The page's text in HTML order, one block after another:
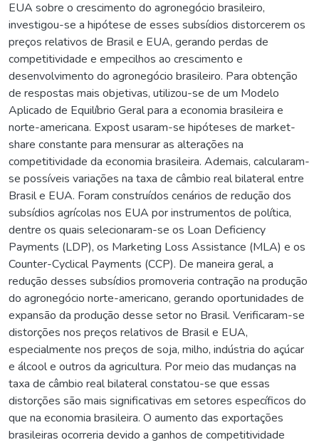
EUA sobre o crescimento do agronegócio brasileiro,
investigou-se a hipótese de esses subsídios distorcerem os
preços relativos de Brasil e EUA, gerando perdas de
competitividade e empecilhos ao crescimento e
desenvolvimento do agronegócio brasileiro. Para obtenção
de respostas mais objetivas, utilizou-se de um Modelo
Aplicado de Equilíbrio Geral para a economia brasileira e
norte-americana. Expost usaram-se hipóteses de market-
share constante para mensurar as alterações na
competitividade da economia brasileira. Ademais, calcularam-
se possíveis variações na taxa de câmbio real bilateral entre
Brasil e EUA. Foram construídos cenários de redução dos
subsídios agrícolas nos EUA por instrumentos de política,
dentre os quais selecionaram-se os Loan Deficiency
Payments (LDP), os Marketing Loss Assistance (MLA) e os
Counter-Cyclical Payments (CCP). De maneira geral, a
redução desses subsídios promoveria contração na produção
do agronegócio norte-americano, gerando oportunidades de
expansão da produção desse setor no Brasil. Verificaram-se
distorções nos preços relativos de Brasil e EUA,
especialmente nos preços de soja, milho, indústria do açúcar
e álcool e outros da agricultura. Por meio das mudanças na
taxa de câmbio real bilateral constatou-se que essas
distorções são mais significativas em setores específicos do
que na economia brasileira. O aumento das exportações
brasileiras ocorreria devido a ganhos de competitividade